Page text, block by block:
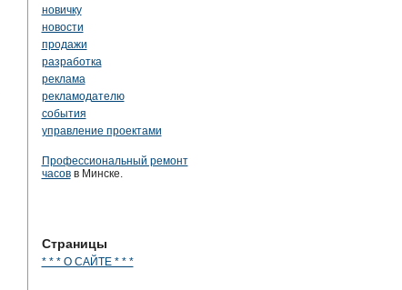
новичку
новости
продажи
разработка
реклама
рекламодателю
события
управление проектами
Профессиональный ремонт
часовв Минске.
Страницы
* * * О САЙТЕ * * *